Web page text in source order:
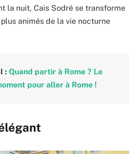
la nuit, Cais Sodré se transforme
animés de la vie nocturne
: Quand partir à Rome ? Le
pour aller à Rome !